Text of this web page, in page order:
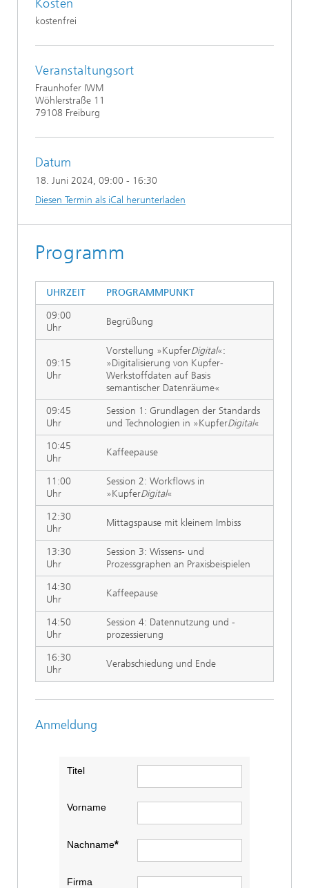
Kosten
kostenfrei
Veranstaltungsort
Fraunhofer IWM
Wöhlerstraße 11
79108 Freiburg
Datum
18. Juni 2024, 09:00 - 16:30
Diesen Termin als iCal herunterladen
Programm
UHRZEIT
PROGRAMMPUNKT
09:00
Uhr
Begrüßung
09:15
Uhr
Vorstellung »KupferDigital«:
»Digitalisierung von Kupfer-
Werkstoffdaten auf Basis
semantischer Datenräume«
09:45
Uhr
Session 1: Grundlagen der Standards
und Technologien in »KupferDigital«
10:45
Uhr
Kaffeepause
11:00
Uhr
Session 2: Workflows in
»KupferDigital«
12:30
Uhr
Mittagspause mit kleinem Imbiss
13:30
Uhr
Session 3: Wissens- und
Prozessgraphen an Praxisbeispielen
14:30
Uhr
Kaffeepause
14:50
Uhr
Session 4: Datennutzung und -
prozessierung
16:30
Uhr
Verabschiedung und Ende
Anmeldung
Titel
Vorname
Nachname
Firma